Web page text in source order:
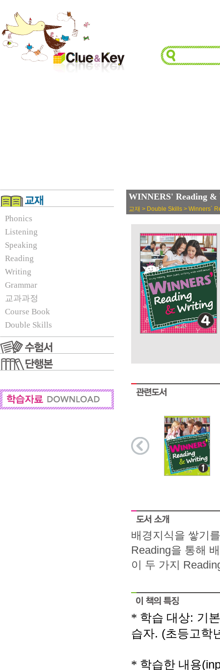
Phonics
Listening
Speaking
Reading
Writing
Grammar
교과과정
Course Book
Double Skills
WINNERS' Reading
교재 > Double Skills > Winners´
배경지식을 쌓기
Reading을 통해
이 두 가지
* 학습 대상: 기
습자. (초등고학
* 학습한 내용